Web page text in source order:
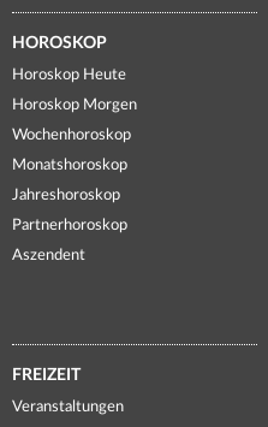
HOROSKOP
Horoskop Heute
Horoskop Morgen
Wochenhoroskop
Monatshoroskop
Jahreshoroskop
Partnerhoroskop
Aszendent
FREIZEIT
Veranstaltungen